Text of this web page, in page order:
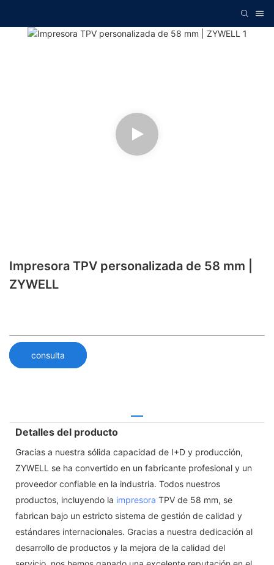
Impresora TPV personalizada de 58 mm |
ZYWELL
consulta
Detalles del producto
Gracias a nuestra sólida capacidad de I+D y producción,
ZYWELL se ha convertido en un fabricante profesional y un
proveedor confiable en la industria. Todos nuestros
productos, incluyendo la impresora TPV de 58 mm, se
fabrican bajo un estricto sistema de gestión de calidad y
estándares internacionales. Gracias a nuestra dedicación al
desarrollo de productos y la mejora de la calidad del